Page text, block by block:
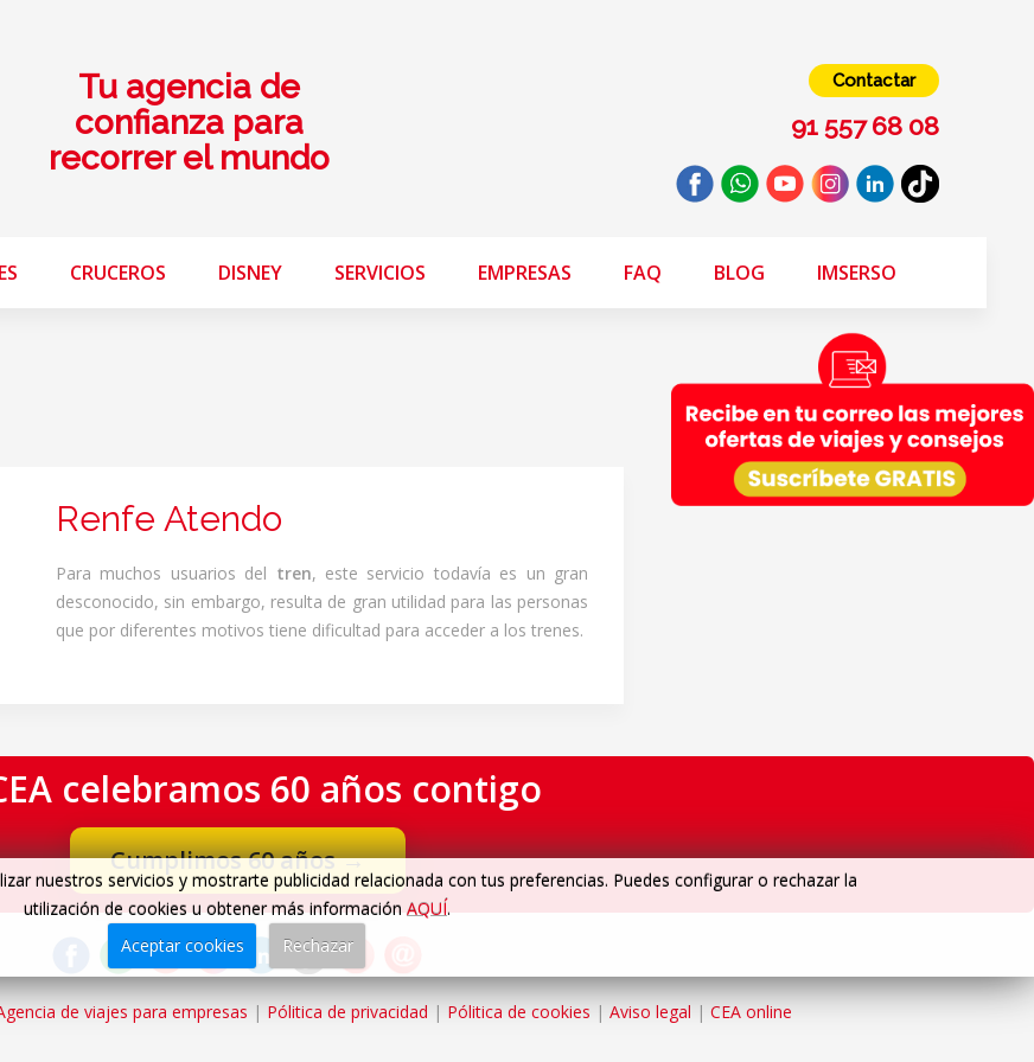
Tu agencia de
confianza para
recorrer el mundo
Contactar
91 557 68 08
CRUCEROS DISNEY SERVICIOS EMPRESAS FAQ BLOG IMSERSO
Renfe Atendo
Para muchos usuarios del tren, este servicio todavía es un gran
desconocido, sin embargo, resulta de gran utilidad para las personas
que por diferentes motivos tiene dificultad para acceder a los trenes.
celebramos 60 años contigo
Cumplimos 60 años→
de viajes para empresas | Pólitica de privacidad | Pólitica de cookies | Aviso legal | CEA online
nuestros servicios y mostrarte publicidad relacionada con tus preferencias. Puedes configurar o rechazar la
utilización de cookies u obtener más informaciónAQUÍ.
Aceptar cookies
Rechazar